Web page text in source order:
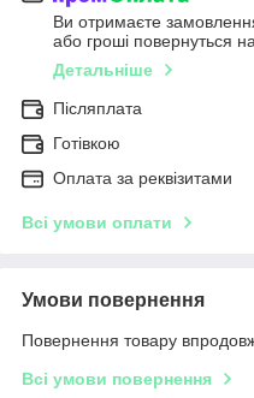
Ви отримаєте
або гроші повернуться
Детальніше
Післяплата
Готівкою
Оплата за реквізитами
Всі умови оплати
Умови повернення
Повернення товару
Всі умови повернення